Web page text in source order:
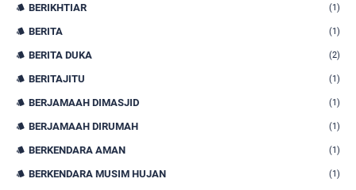
BERIKHTIAR (1)
BERITA (1)
BERITA DUKA (2)
BERITAJITU (1)
BERJAMAAH DIMASJID (1)
BERJAMAAH DIRUMAH (1)
BERKENDARA AMAN (1)
BERKENDARA MUSIM HUJAN (1)